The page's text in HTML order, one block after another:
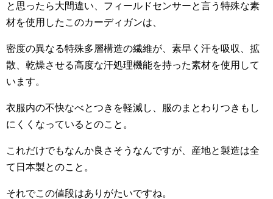
と思ったら大間違い、フィールドセンサーと言う特殊な素
材を使用したこのカーディガンは、
密度の異なる特殊多層構造の繊維が、素早く汗を吸収、拡
散、乾燥させる高度な汗処理機能を持った素材を使用して
います。
衣服内の不快なべとつきを軽減し、服のまとわりつきもし
にくくなっているとのこと。
これだけでもなんか良さそうなんですが、産地と製造は全
て日本製とのこと。
それでこの値段はありがたいですね。